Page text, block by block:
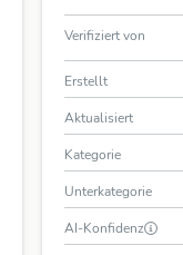
Verifiziert von
Erstellt
Aktualisiert
Kategorie
Unterkategorie
AI-Konfidenz